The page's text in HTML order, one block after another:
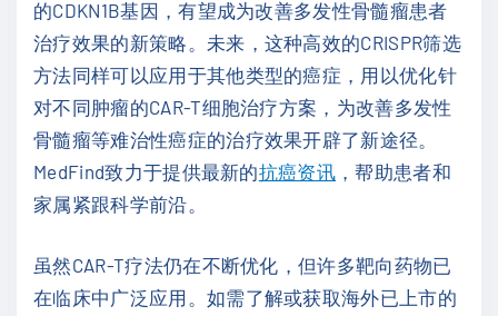
的CDKN1B基因，有望成为改善多发性骨髓瘤患者
治疗效果的新策略。未来，这种高效的CRISPR筛选
方法同样可以应用于其他类型的癌症，用以优化针
对不同肿瘤的CAR-T细胞治疗方案，为改善多发性
骨髓瘤等难治性癌症的治疗效果开辟了新途径。
MedFind致力于提供最新的抗癌资讯 ，帮助患者和
家属紧跟科学前沿。
虽然CAR-T疗法仍在不断优化，但许多靶向药物已
在临床中广泛应用。如需了解或获取海外已上市的